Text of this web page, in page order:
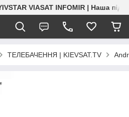
VIASAT INFOMIR | Наша
ТЕЛЕБАЧЕННЯ | KIEVSAT.TV